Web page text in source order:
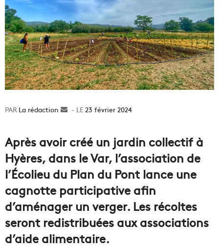
La rédaction
Envoyer23 février 2024
Après avoir créé un jardin collectif à
Hyères, dans le Var, l’association de
l’Écolieu du Plan du Pont lance une
cagnotte participative afin
d’aménager un verger. Les récoltes
seront redistribuées aux associations
d’aide alimentaire.